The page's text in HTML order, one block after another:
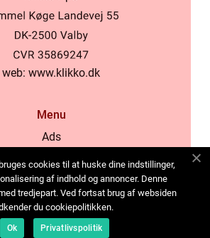
web: www.klikko.dk
Menu
Ads
Cookies
Contact
Sitemap
cookies til at huske dine indstillinger,
af indhold og annoncer. Denne
tredjepart. Ved fortsat brug af websiden
du cookiepolitikken.
Ok Privatlivspolitik